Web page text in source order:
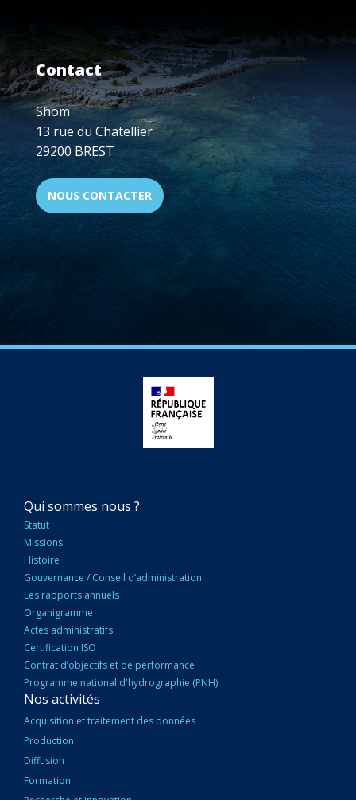
Contact
Shom
13 rue du Chatellier
29200 BREST
NOUS CONTACTER
NAVIGATION
PRINCIPALE
Qui sommes nous ?
Statut
Missions
Histoire
Gouvernance / Conseil d’administration
Les rapports annuels
Organigramme
Actes administratifs
Certification ISO
Contrat d’objectifs et de performance
Programme national d'hydrographie (PNH)
Nos activités
Acquisition et traitement des données
Production
Diffusion
Formation